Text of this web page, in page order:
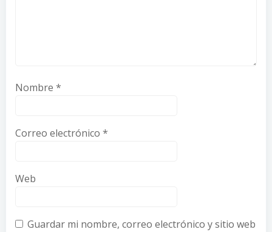
Nombre *
Correo electrónico *
Web
Guardar mi nombre, correo electrónico y sitio web